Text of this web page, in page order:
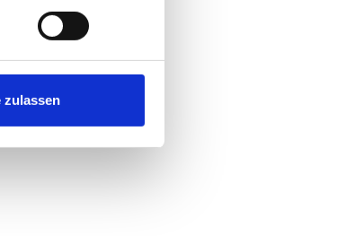
zulassen